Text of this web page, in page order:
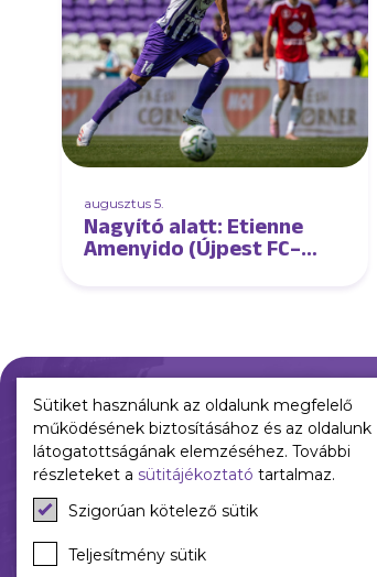
augusztus 5.
Nagyító alatt: Etienne
Amenyido (Újpest FC–
Múltunk
Történelmünk
Jelenünk
Sütiket használunk az oldalunk megfelelő
működésének biztosításához és az oldalunk
látogatottságának elemzéséhez. További
részleteket a sütitájékoztató tartalmaz.
Szigorúan kötelező sütik
Teljesítmény sütik